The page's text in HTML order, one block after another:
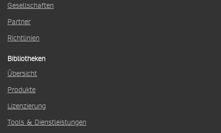
Gesellschaften
Partner
Richtlinien
Bibliotheken
Übersicht
Produkte
Lizenzierung
Tools & Dienstleistungen